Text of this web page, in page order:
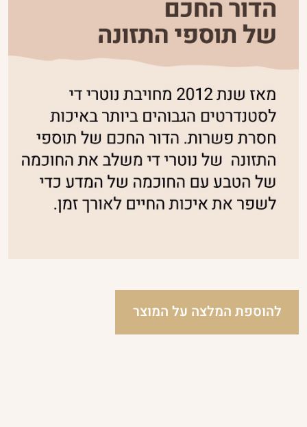
להוספת המלצה על המוצר